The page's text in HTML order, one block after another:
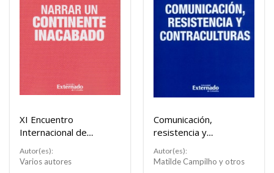
XI Encuentro
Internacional de
un continente
Autor(es):
Varios autores
Comunicación,
resistencia y
Autor(es):
Matilde Campilho y otros